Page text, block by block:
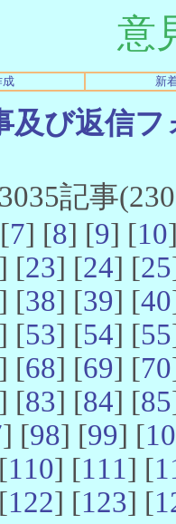
意
成 新
及び返信
記事
7] [8] [9] [10
] [23] [24] [25
] [38] [39] [40
] [53] [54] [55
] [68] [69] [70
] [83] [84] [85
] [98] [99] [
110] [111] [
122] [123] [